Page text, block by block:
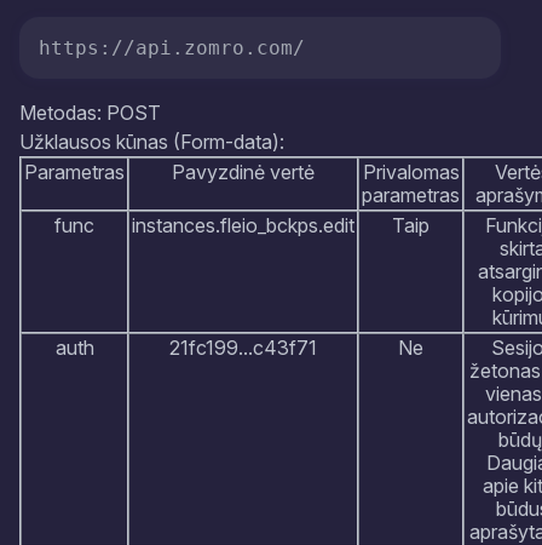
https://api.zomro.com/
Metodas: POST
Užklausos kūnas (Form-data):
Parametras
Pavyzdinė vertė
Privalomas
parametras
func
instances.fleio_bckps.edit Taip
auth
21fc199...c43f71 Ne
apie